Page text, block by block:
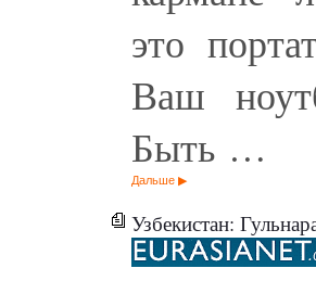
это
Ваш
Быть …
Дальше
Узбекистан: Гульнара